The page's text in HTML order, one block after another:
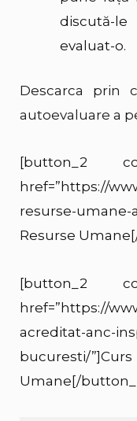
discută-
evaluat-o.
Descarca prin
autoevaluare a
[button_2
href=”https://
resurse-
Resurse
[button_2
href=”https://
acreditat-anc-
bucuresti/
Umane[/